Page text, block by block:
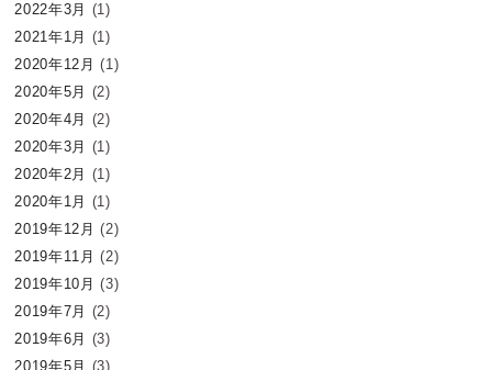
2022年3月 (1)
2021年1月 (1)
2020年12月 (1)
2020年5月 (2)
2020年4月 (2)
2020年3月 (1)
2020年2月 (1)
2020年1月 (1)
2019年12月 (2)
2019年11月 (2)
2019年10月 (3)
2019年7月 (2)
2019年6月 (3)
2019年5月 (3)